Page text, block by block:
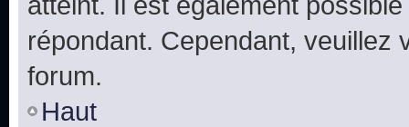
répondant. Cependant,
forum.
Haut